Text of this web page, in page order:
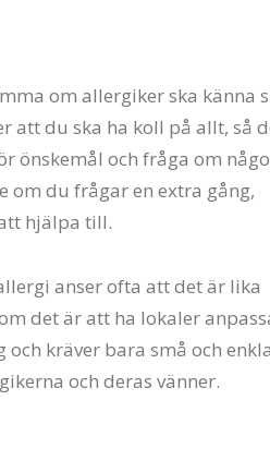
om allergiker ska känna
att du ska ha koll på allt, så
önskemål och fråga om
om du frågar en extra gång,
hjälpa till.
anser ofta att det är lika
det är att ha lokaler
kräver bara små och enkla
och deras vänner.